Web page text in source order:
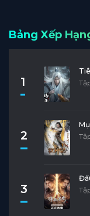
Bảng Xếp
1
2
3